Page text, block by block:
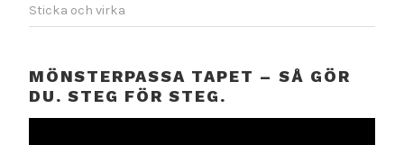
Sticka och virka
MÖNSTERPASSA TAPET – SÅ GÖR
DU. STEG FÖR STEG.